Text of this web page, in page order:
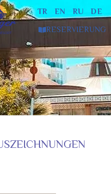
RESERVIERUNG
TR EN RU DE